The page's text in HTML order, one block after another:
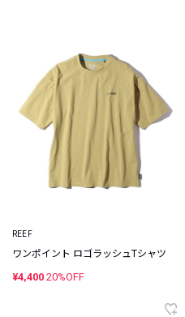
REEF
ワンポイント ロゴラッシュTシャツ
¥4,400 20%OFF